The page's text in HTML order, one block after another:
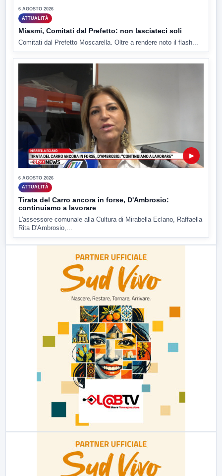
6 AGOSTO 2026
ATTUALITÀ
Miasmi, Comitati dal Prefetto: non lasciateci soli
Comitati dal Prefetto Moscarella. Oltre a rendere noto il flash...
▶
6 AGOSTO 2026
ATTUALITÀ
Tirata del Carro ancora in forse, D'Ambrosio:
continuiamo a lavorare
L'assessore comunale alla Cultura di Mirabella Eclano, Raffaella
Rita D'Ambrosio,...